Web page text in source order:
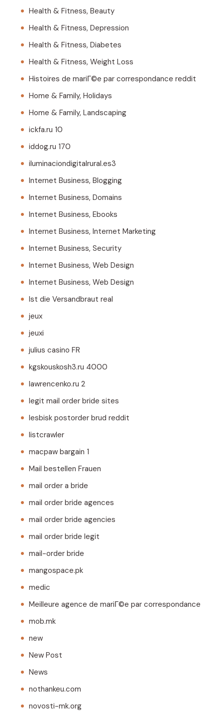
Health & Fitness, Beauty
Health & Fitness, Depression
Health & Fitness, Diabetes
Health & Fitness, Weight Loss
Histoires de mariГ©e par correspondance reddit
Home & Family, Holidays
Home & Family, Landscaping
ickfa.ru 10
iddog.ru 170
iluminaciondigitalrural.es3
Internet Business, Blogging
Internet Business, Domains
Internet Business, Ebooks
Internet Business, Internet Marketing
Internet Business, Security
Internet Business, Web Design
Internet Business, Web Design
Ist die Versandbraut real
jeux
jeuxi
julius casino FR
kgskouskosh3.ru 4000
lawrencenko.ru 2
legit mail order bride sites
lesbisk postorder brud reddit
listcrawler
macpaw bargain 1
Mail bestellen Frauen
mail order a bride
mail order bride agences
mail order bride agencies
mail order bride legit
mail-order bride
mangospace.pk
medic
Meilleure agence de mariГ©e par correspondance
mob.mk
new
New Post
News
nothankeu.com
novosti-mk.org